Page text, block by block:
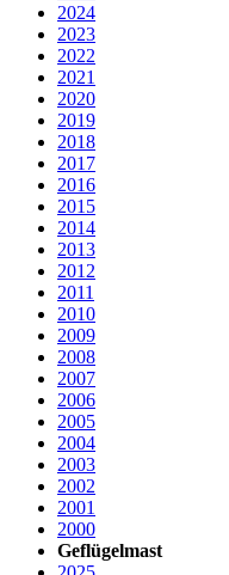
2024
2023
2022
2021
2020
2019
2018
2017
2016
2015
2014
2013
2012
2011
2010
2009
2008
2007
2006
2005
2004
2003
2002
2001
2000
Geflügelmast